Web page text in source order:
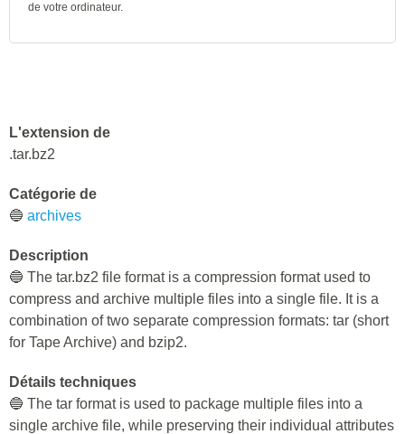
de votre ordinateur.
L'extension de
.tar.bz2
Catégorie de
🔵 archives
Description
🔵 The tar.bz2 file format is a compression format used to
compress and archive multiple files into a single file. It is a
combination of two separate compression formats: tar (short
for Tape Archive) and bzip2.
Détails techniques
🔵 The tar format is used to package multiple files into a
single archive file, while preserving their individual attributes